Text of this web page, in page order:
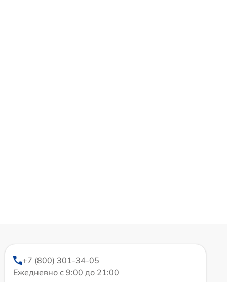
+7 (800) 301-34-05
Ежедневно с 9:00 до 21:00